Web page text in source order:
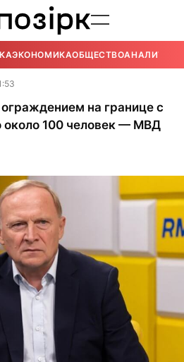
ЭКОНОМИКАОБЩЕСТВОАНАЛИТИКА
на границе с
100 человек — МВД